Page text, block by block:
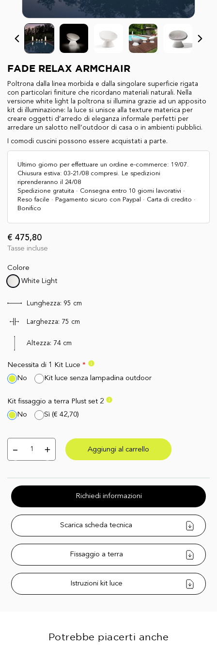
FADE RELAX ARMCHAIR
Poltrona dalla linea morbida e dalla singolare superficie rigata
con particolari finiture che ricordano materiali naturali. Nella
versione white light la poltrona si illumina grazie ad un apposito
kit di illuminazione: la luce si unisce alla texture materica per
creare oggetti d’arredo di eleganza informale perfetti per
arredare un salotto nell’outdoor di casa o in ambienti pubblici.
I comodi cuscini possono essere acquistati a parte.
Ultimo giorno per effettuare un ordine e-commerce: 19/07.
Chiusura estiva: 03-21/08 compresi. Le spedizioni
riprenderanno il 24/08
Spedizione gratuita · Consegna entro 10 giorni lavorativi ·
Reso facile · Pagamento sicuro con Paypal · Carta di credito ·
Bonifico
€ 475,80
Tasse incluse
Colore
White Light
Lunghezza: 95 cm
Larghezza: 75 cm
Altezza: 74cm
Necessita di 1 Kit Luce * info
No Kit luce senza lampadina outdoor
Kit fissaggio a terra Plust set 2 info
No Sì (€ 42,70)
Aggiungi al carrello
Richiedi informazioni
Scarica scheda tecnica
Fissaggio a terra
Istruzioni kit luce
Potrebbe piacerti anche